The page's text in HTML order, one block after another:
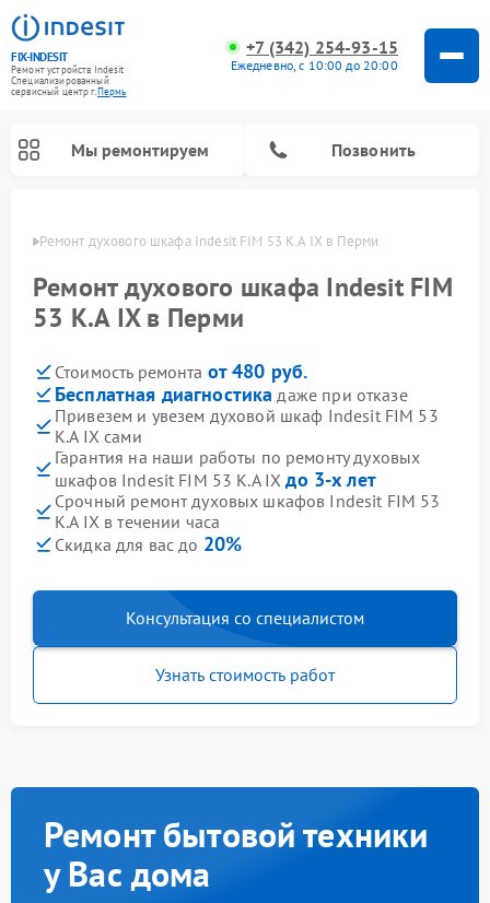
FIX-INDESIT
Ремонт устройств Indesit
Специализированный
cервисный центр г.Пермь
+7 (342) 254-93-15
Ежедневно, с 10:00 до 20:00
Мы ремонтируем Позвонить
Ремонт духового шкафа Indesit FIM 53 K.A IX в Перми
Ремонт духового шкафа Indesit FIM
53 K.A IX в Перми
Стоимость ремонта от 480 руб.
Бесплатная диагностика даже при отказе
Привезем и увезем духовой шкаф Indesit FIM 53
K.A IX сами
Гарантия на наши работы по ремонту духовых
шкафов Indesit FIM 53 K.A IXдо 3-х лет
Срочный ремонт духовых шкафов Indesit FIM 53
K.A IX в течении часа
Скидка для вас до 20%
Консультация со специалистом
Узнать стоимость работ
Ремонт бытовой техники
у Вас дома